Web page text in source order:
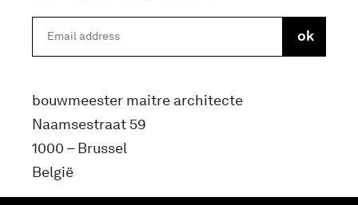
bouwmeester maitre architecte
Naamsestraat 59
1000 – Brussel
België